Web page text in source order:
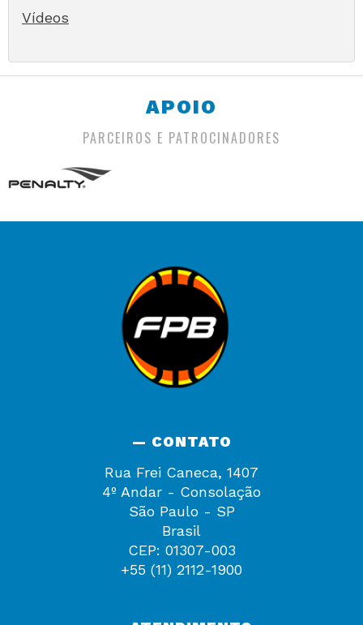
Vídeos
APOIO
PARCEIROS E PATROCINADORES
— CONTATO
Rua Frei Caneca, 1407
4º Andar - Consolação
São Paulo - SP
Brasil
CEP: 01307-003
+55 (11) 2112-1900